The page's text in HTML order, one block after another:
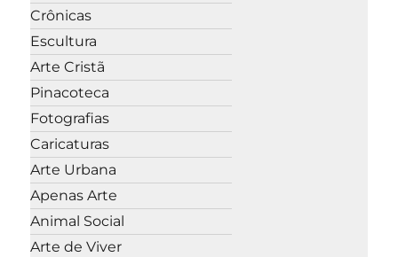
Crônicas
Escultura
Arte Cristã
Pinacoteca
Fotografias
Caricaturas
Arte Urbana
Apenas Arte
Animal Social
Arte de Viver